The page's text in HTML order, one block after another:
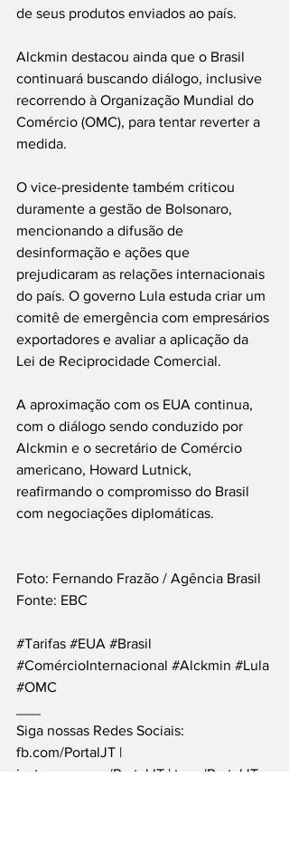
de seus produtos enviados ao país.
Alckmin destacou ainda que o Brasil
continuará buscando diálogo, inclusive
recorrendo à Organização Mundial do
Comércio (OMC), para tentar reverter a
medida.
O vice-presidente também criticou
duramente a gestão de Bolsonaro,
mencionando a difusão de
desinformação e ações que
prejudicaram as relações internacionais
do país. O governo Lula estuda criar um
comitê de emergência com empresários
exportadores e avaliar a aplicação da
Lei de Reciprocidade Comercial.
A aproximação com os EUA continua,
com o diálogo sendo conduzido por
Alckmin e o secretário de Comércio
americano, Howard Lutnick,
reafirmando o compromisso do Brasil
com negociações diplomáticas.
Foto: Fernando Frazão / Agência Brasil
Fonte: EBC
#Tarifas #EUA #Brasil
#ComércioInternacional #Alckmin #Lula
#OMC
Siga nossas Redes Sociais:
fb.com/PortalJT |
instagram.com/PortalJT | t.me/PortalJT